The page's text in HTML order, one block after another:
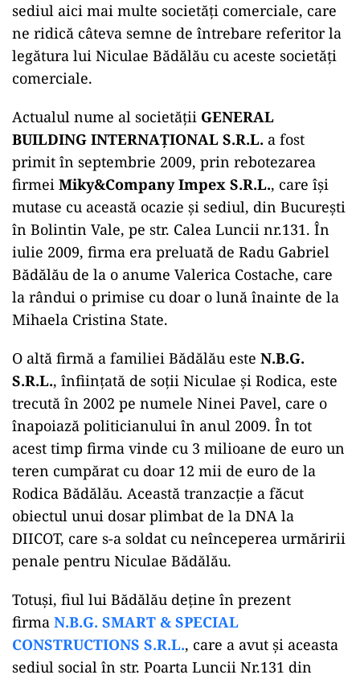
sediul aici mai multe societăți comerciale, care
ne ridică câteva semne de întrebare referitor la
legătura lui Niculae Bădălău cu aceste societăți
comerciale.
Actualul nume al societății GENERAL
BUILDING INTERNAȚIONAL S.R.L. a fost
primit în septembrie 2009, prin rebotezarea
firmei Miky&Company Impex S.R.L., care îşi
mutase cu această ocazie şi sediul, din Bucureşti
în Bolintin Vale, pe str. Calea Luncii nr.131. În
iulie 2009, firma era preluată de Radu Gabriel
Bădălău de la o anume Valerica Costache, care
la rândui o primise cu doar o lună înainte de la
Mihaela Cristina State.
O altă firmă a familiei Bădălău este N.B.G.
S.R.L., înființată de soții Niculae și Rodica, este
trecută în 2002 pe numele Ninei Pavel, care o
înapoiază politicianului în anul 2009. În tot
acest timp firma vinde cu 3 milioane de euro un
teren cumpărat cu doar 12 mii de euro de la
Rodica Bădălău. Această tranzacție a făcut
obiectul unui dosar plimbat de la DNA la
DIICOT, care s-a soldat cu neînceperea urmăririi
penale pentru Niculae Bădălău.
Totuși, fiul lui Bădălău deține în prezent
firma N.B.G. SMART & SPECIAL
CONSTRUCTIONS S.R.L., care a avut și aceasta
sediul social în str. Poarta Luncii Nr.131 din